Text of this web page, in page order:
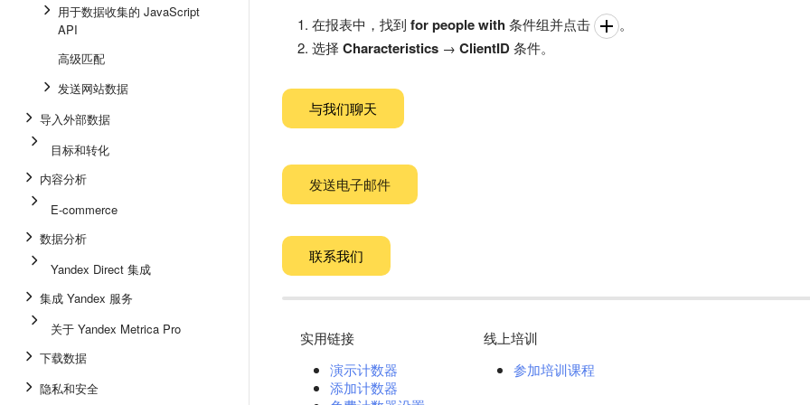
用于数据收集的 JavaScript
API
高级匹配
发送网站数据
导入外部数据
目标和转化
内容分析
E-commerce
数据分析
Yandex Direct 集成
集成 Yandex 服务
关于 Yandex Metrica Pro
下载数据
隐私和安全
在报表中，找到 for people with 条件组并点击
。
选择 Characteristics → ClientID条件。
与我们聊天
发送电子邮件
联系我们
实用链接
演示计数器
添加计数器
线上培训
参加培训课程